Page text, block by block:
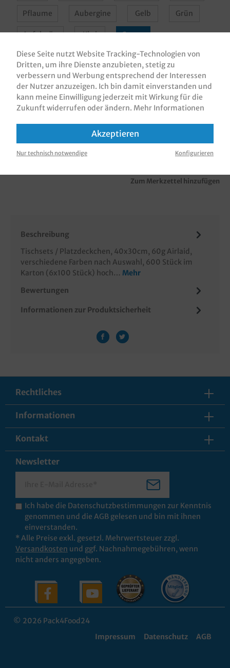
Pflaume Aubergine Gelb Grün
Apfelgrün Kiwi Creme
Champagner Apricot Braun Grau
Terracotta Curry Schwarz
In den Warenkorb
Zum Merkzettel hinzufügen
Beschreibung
Tischsets / Platzdeckchen, 40x30cm, 60g Airlaid,
verschiedene Farben nach Auswahl, 600 Stück im
Karton (6x100 Stück) hoch… Mehr
Bewertungen
Informationen zur Produktsicherheit
Rechtliches
Informationen
Kontakt
Newsletter
Ich habe die Datenschutzbestimmungen zur Kenntnis
genommen und die AGB gelesen und bin mit ihnen
einverstanden.
* Alle Preise exkl. gesetzl. Mehrwertsteuer zzgl.
Versandkosten und ggf. Nachnahmegebühren, wenn
nicht anders angegeben.
© 2026 Pack4Food24
Impressum
Datenschutz AGB
Diese Seite nutzt Website Tracking-Technologien von
Dritten, um ihre Dienste anzubieten, stetig zu
verbessern und Werbung entsprechend der Interessen
der Nutzer anzuzeigen. Ich bin damit einverstanden und
kann meine Einwilligung jederzeit mit Wirkung für die
Zukunft widerrufen oder ändern. Mehr Informationen
Akzeptieren
Nur technisch notwendige Konfigurieren